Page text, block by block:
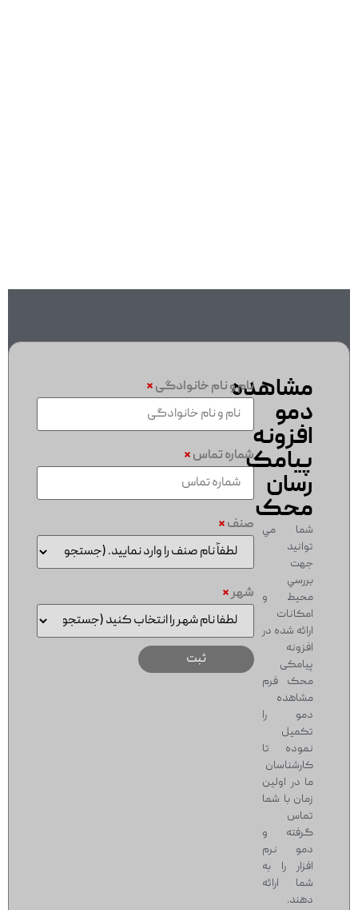
مشاهده
دمو
افزونه
پیامک
رسان
محک
شما مي
توانيد
جهت
بررسي
محيط و
امکانات
ارائه شده در
افزونه
پیامکی
محک فرم
مشاهده
دمو را
تکميل
نموده تا
کارشناسان
ما در اولين
زمان با شما
تماس
گرفته و
دمو نرم
افزار را به
شما ارائه
دهند.
نام و نام خانوادگی*
شماره تماس*
صنف*
شهر*